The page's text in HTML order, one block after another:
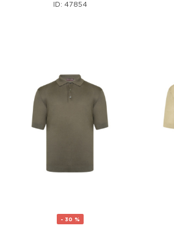
ID: 47854
- 30 %